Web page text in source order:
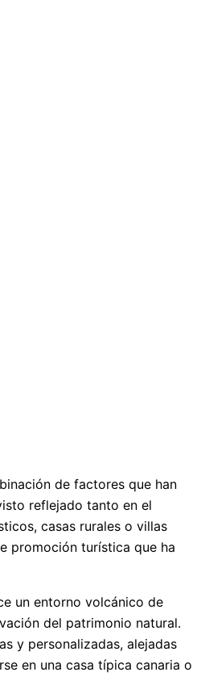
de factores que han
reflejado tanto en el
casas rurales o villas
promoción turística que ha
un entorno volcánico de
del patrimonio natural.
y personalizadas, alejadas
en una casa típica canaria o